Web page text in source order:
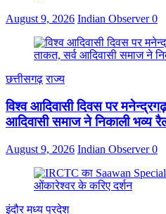
August 9, 2026 Indian Observer0
छत्तीसगढ़ राज्य
विश्व आदिवासी दिवस पर
आदिवासी समाज ने निकाली भव्य
August 9, 2026 Indian Observer0
इंदौर मध्य प्रदेश